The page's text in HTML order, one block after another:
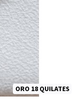
ORO 18 QUILATES